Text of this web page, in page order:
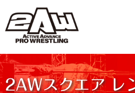
2AWスクエア レ